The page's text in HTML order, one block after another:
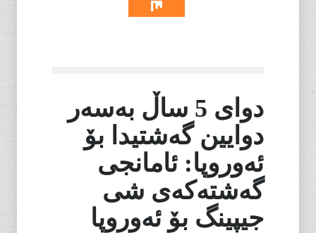
دوای 5 ساڵ بەسەر
دوایین گەشتیدا بۆ
ئەوروپا: ئامانجی
گەشتەکەی شی
جیپینگ بۆ ئەوروپا